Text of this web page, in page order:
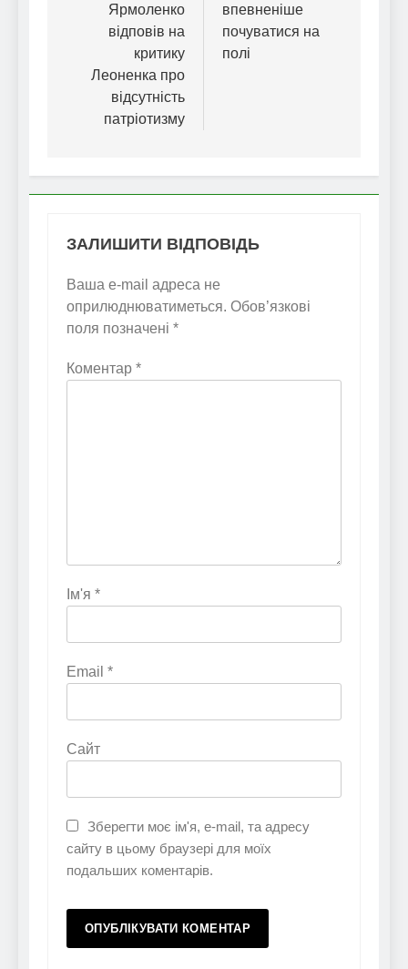
Ярмоленко
відповів на
критику
Леоненка про
відсутність
патріотизму
впевненіше
почуватися на
полі
ЗАЛИШИТИ ВІДПОВІДЬ
Ваша e-mail адреса не
оприлюднюватиметься. Обов’язкові
поля позначені *
Коментар *
Ім'я *
Email *
Сайт
Зберегти моє ім'я, e-mail, та адресу
сайту в цьому браузері для моїх
подальших коментарів.